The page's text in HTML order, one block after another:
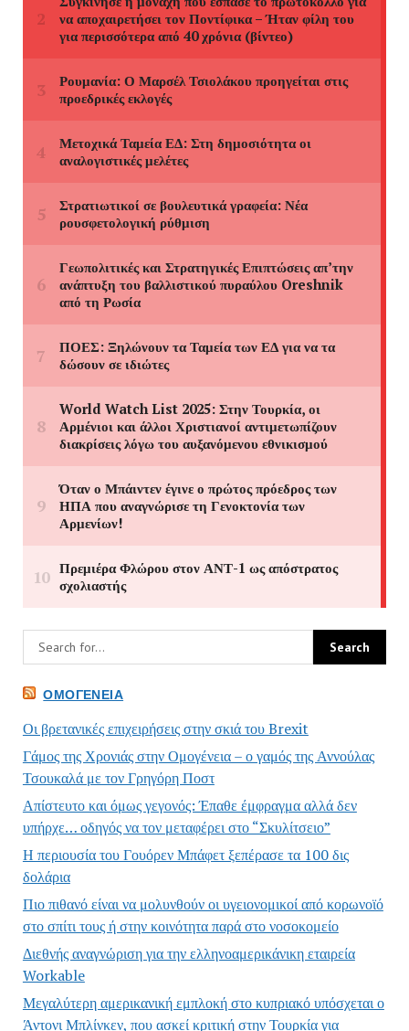
ΟΜΟΓΈΝΕΙΑ
Οι βρετανικές επιχειρήσεις στην σκιά του Brexit
Γάμος της Χρονιάς στην Ομογένεια – ο γαμός της Αννούλας
Τσουκαλά με τον Γρηγόρη Ποστ
Απίστευτο και όμως γεγονός: Έπαθε έμφραγμα αλλά δεν
υπήρχε… οδηγός να τον μεταφέρει στο “Σκυλίτσειο”
Η περιουσία του Γουόρεν Μπάφετ ξεπέρασε τα 100 δις
δολάρια
Πιο πιθανό είναι να μολυνθούν οι υγειονομικοί από κορωνοϊό
στο σπίτι τους ή στην κοινότητα παρά στο νοσοκομείο
Διεθνής αναγνώριση για την ελληνοαμερικάνικη εταιρεία
Workable
Μεγαλύτερη αμερικανική εμπλοκή στο κυπριακό υπόσχεται ο
Άντονι Μπλίνκεν, που ασκεί κριτική στην Τουρκία για